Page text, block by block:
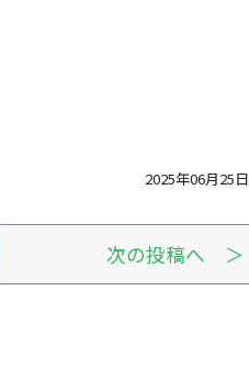
2025年06月25日
次の投稿へ ＞